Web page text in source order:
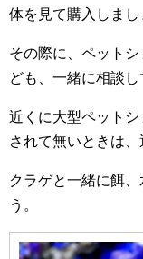
体を見て購入しまし
その際に、ペット
ども、一緒に相談し
近くに大型ペット
されて無いときは、
クラゲと一緒に餌
う。